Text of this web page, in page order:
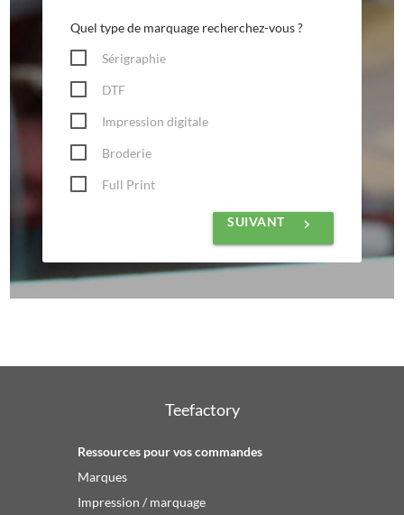
Quel type de marquage recherchez-vous ?
Sérigraphie
DTF
Impression digitale
Broderie
Full Print
keyboard_arrow_right
SUIVANT
Teefactory
Ressources pour vos commandes
Marques
Impression / marquage